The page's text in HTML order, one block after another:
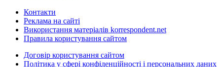
Контакти
Реклама на сайті
Використання матеріалів korrespondent.net
Правила користування сайтом
Договір користування сайтом
Політика у сфері конфіденційності і персональних даних